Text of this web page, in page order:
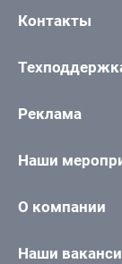
Контакты
Реклама
Наши
О компании
Наши